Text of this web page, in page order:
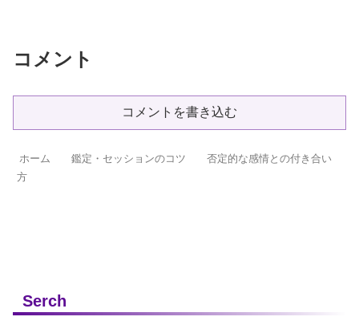
コメント
コメントを書き込む
ホーム 鑑定・セッションのコツ
否定的な感情との付き合い
方
Serch